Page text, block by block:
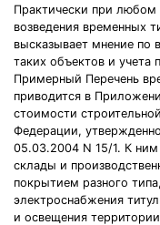
Практически при любом
возведения временных
высказывает мнение по
таких объектов и учета
Примерный Перечень
приводится в
стоимости
Федерации,
05.03.2004 N 15/1. К ним
склады и
покрытием разного
электроснабжения
и освещения